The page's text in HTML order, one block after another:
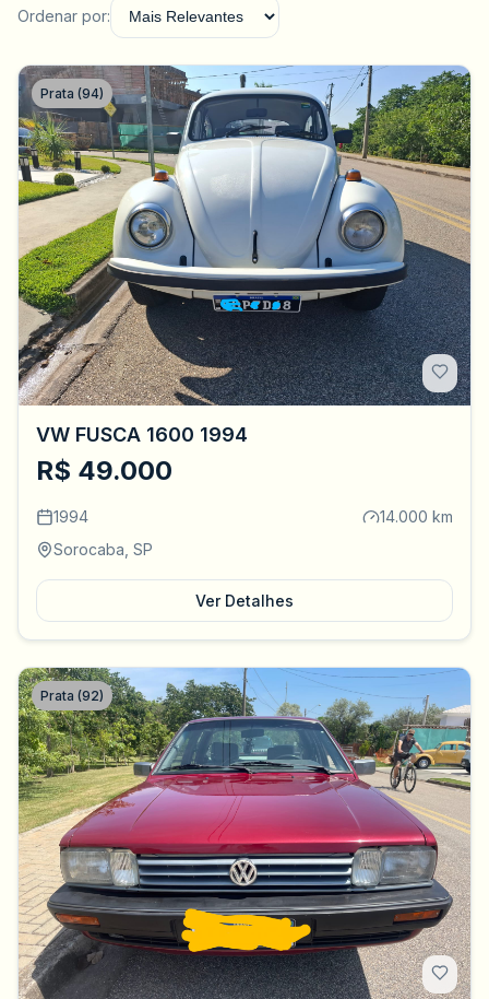
Ordenar por:
Prata (94)
VW FUSCA 1600 1994
R$ 49.000
1994
14.000 km
Sorocaba, SP
Ver Detalhes
Prata (92)